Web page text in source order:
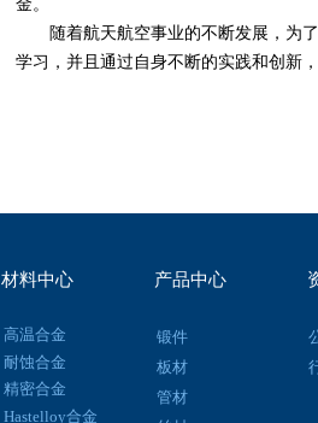
随着航天航空事业的不断发展，为了
学习，并且通过自身不断的实践和创新
材料中心 产品中心
高温合金
耐蚀合金
精密合金
Hastelloy合金
锻件
板材
管材